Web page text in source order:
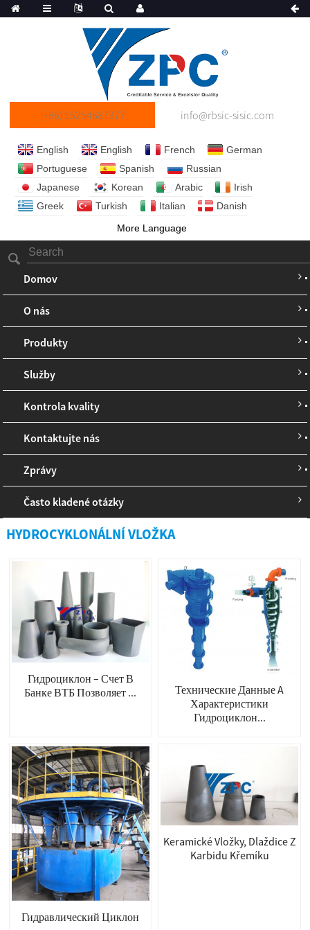
(+86) 15254687377 info@rbsic-sisic.com
English English French
German
Portuguese
Spanish
Russian
Japanese
Korean Arabic
Irish
Greek
Turkish Italian
Danish
More Language
Domov
O nás
Produkty
Služby
Kontrola kvality
Kontaktujte nás
Zprávy
Často kladené otázky
HYDROCYKLONÁLNÍ VLOŽKA
Гидроциклон – Счет В
Банке ВТБ Позволяет ...
Технические Данные A
Характеристики
Гидроциклон...
Гидравлический Циклон
Keramické Vložky, Dlaždice Z
Karbidu Křemíku